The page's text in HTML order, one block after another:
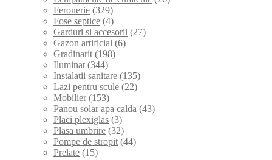
Feronerie (329)
Fose septice (4)
Garduri si accesorii (27)
Gazon artificial (6)
Gradinarit (198)
Iluminat (344)
Instalatii sanitare (135)
Lazi pentru scule (22)
Mobilier (153)
Panou solar apa calda (43)
Placi plexiglas (3)
Plasa umbrire (32)
Pompe de stropit (44)
Prelate (15)